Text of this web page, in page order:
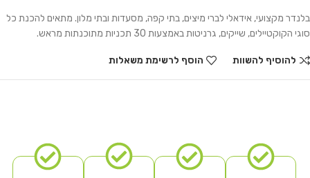
בלנדר מקצועי, אידאלי לברי מיצים, בתי קפה, מסעדות ובתי מלון. מתאים להכנת כל
סוגי הקוקטיילים, שייקים, גרניטות באמצעות 30 תכניות מתוכנתות מראש.
להוסיף להשוות הוסף לרשימת משאלות